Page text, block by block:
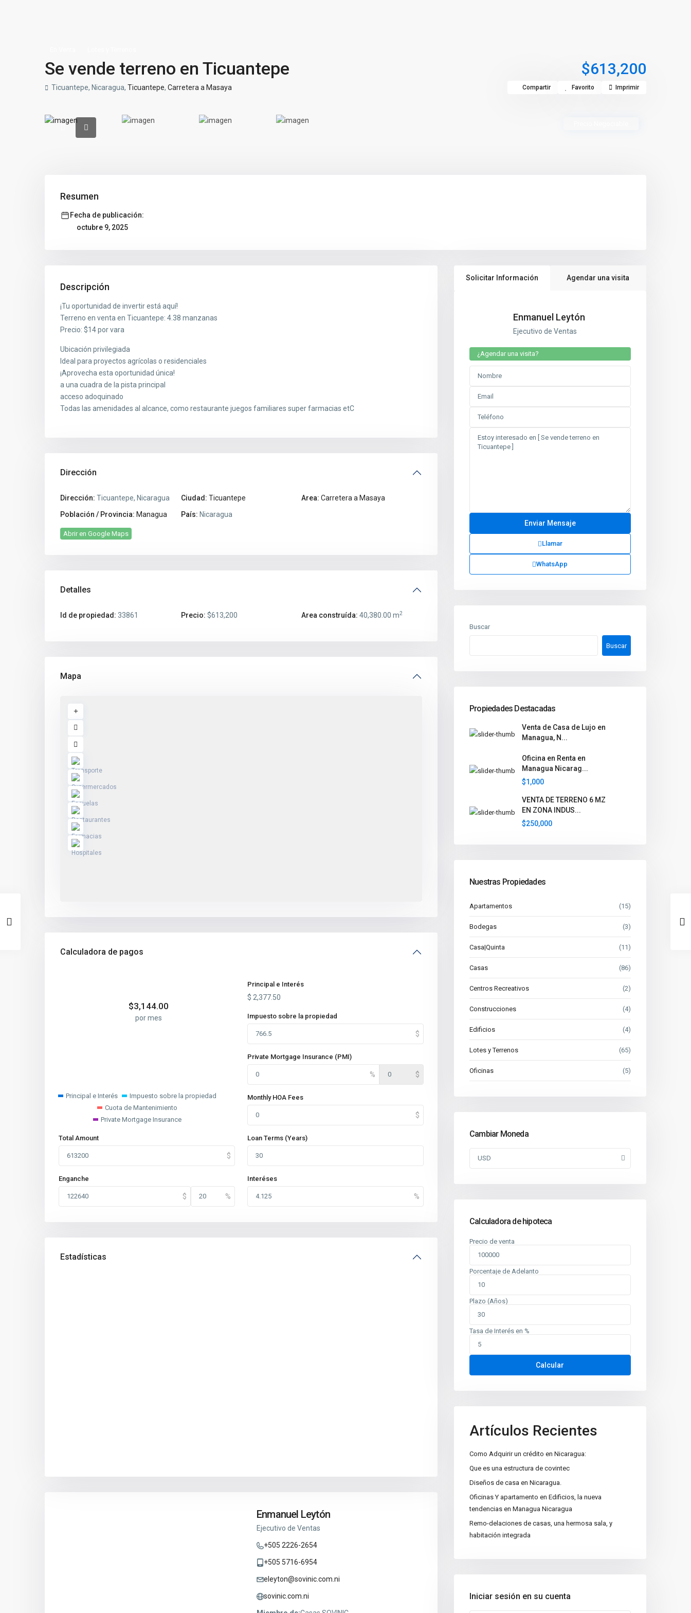
Se vende terreno en Ticuantepe $613,200
Ticuantepe, Nicaragua, Ticuantepe, Carretera a Masaya Compartir Favorito Imprimir
Resumen
Fecha de publicación:
octubre 9, 2025
Descripción
¡Tu oportunidad de invertir está aquí!
Terreno en venta en Ticuantepe: 4.38 manzanas
Precio: $14 por vara
Ubicación privilegiada
Ideal para proyectos agrícolas o residenciales
¡Aprovecha esta oportunidad única!
a una cuadra de la pista principal
acceso adoquinado
Todas las amenidades al alcance, como restaurante juegos familiares super farmacias etC
Dirección
Dirección: Ticuantepe, Nicaragua Ciudad: Ticuantepe Area: Carretera a Masaya
Población / Provincia: Managua País: Nicaragua
Abrir en Google Maps
Detalles
Id de propiedad: 33861 Precio: $613,200 Area construída: 40,380.00 m2
Mapa
Calculadora de pagos
$3,144.00
por mes
Principal e Interés
Impuesto sobre la propiedad
Cuota de Mantenimiento
Private Mortgage Insurance
Principal e Interés
$ 2,377.50
Impuesto sobre la propiedad
Private Mortgage Insurance (PMI)
Monthly HOA Fees
Total Amount
Enganche
Loan Terms (Years)
Interéses
Estadísticas
Enmanuel Leytón
Ejecutivo de Ventas
+505 2226-2654
+505 5716-6954
eleyton@sovinic.com.ni
sovinic.com.ni
Solicitar Información Agendar una visita
Enmanuel Leytón
Ejecutivo de Ventas
¿Agendar una visita?
Llamar
WhatsApp
Buscar
Buscar
Propiedades Destacadas
Venta de Casa de Lujo en
Managua, N...
Oficina en Renta en
Managua Nicarag...
$1,000
VENTA DE TERRENO 6 MZ
EN ZONA INDUS...
$250,000
Nuestras Propiedades
Apartamentos (15)
Bodegas (3)
Casa|Quinta (11)
Casas (86)
Centros Recreativos (2)
Construcciones (4)
Edificios (4)
Lotes y Terrenos (65)
Oficinas (5)
Cambiar Moneda
USD
Calculadora de hipoteca
Precio de venta
Porcentaje de Adelanto
Plazo (Años)
Tasa de Interés en %
Calcular
Artículos Recientes
Como Adquirir un crédito en Nicaragua:
Que es una estructura de covintec
Diseños de casa en Nicaragua.
Oficinas Y apartamento en Edificios, la nueva
tendencias en Managua Nicaragua
Remo-delaciones de casas, una hermosa sala, y
habitación integrada
Iniciar sesión en su cuenta